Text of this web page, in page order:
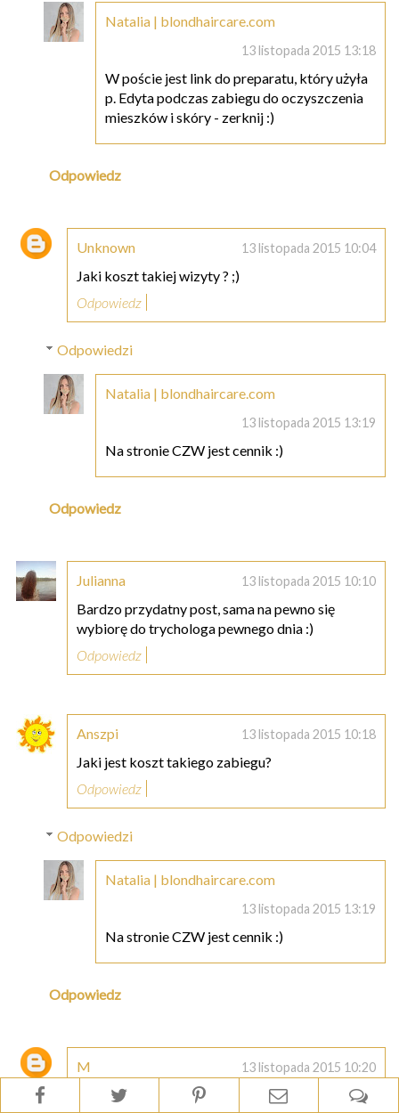
Natalia | blondhaircare.com
13 listopada 2015 13:18
W poście jest link do preparatu, który użyła
p. Edyta podczas zabiegu do oczyszczenia
mieszków i skóry - zerknij :)
Odpowiedz
Unknown 13 listopada 2015 10:04
Jaki koszt takiej wizyty ? ;)
Odpowiedz
Odpowiedzi
Natalia | blondhaircare.com
13 listopada 2015 13:19
Na stronie CZW jest cennik :)
Odpowiedz
Julianna 13 listopada 2015 10:10
Bardzo przydatny post, sama na pewno się
wybiorę do trychologa pewnego dnia :)
Odpowiedz
Anszpi 13 listopada 2015 10:18
Jaki jest koszt takiego zabiegu?
Odpowiedz
Odpowiedzi
Natalia | blondhaircare.com
13 listopada 2015 13:19
Na stronie CZW jest cennik :)
Odpowiedz
M 13 listopada 2015 10:20
Przydałaby mi się taka wizyta, muszę rozejrzeć